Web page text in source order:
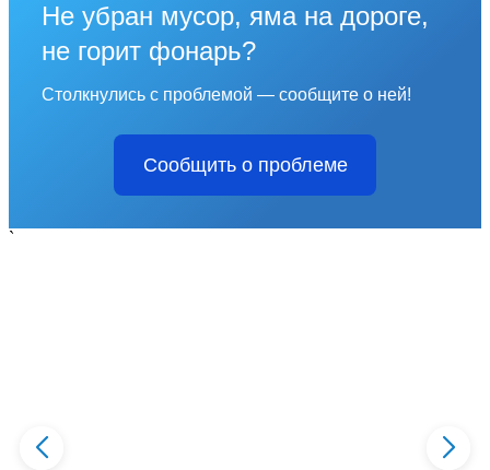
Не убран мусор, яма на дороге,
не горит фонарь?
Столкнулись с проблемой — сообщите о ней!
Сообщить о проблеме
`